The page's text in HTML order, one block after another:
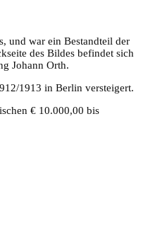
und war ein Bestandteil der
des Bildes befindet sich
Johann Orth.
1913 in Berlin versteigert.
€ 10.000,00 bis